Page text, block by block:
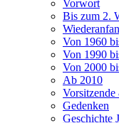
Vorwort
Bis zum 2.
Von 1960
Von 1990
Von 2000
Ab 2010
Gedenken
Geschichte